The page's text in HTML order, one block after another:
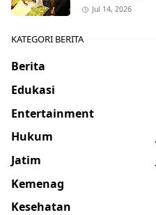
Jul 14, 2026
KATEGORI BERITA
Berita
Edukasi
Entertainment
Hukum
Jatim
Kemenag
Kesehatan